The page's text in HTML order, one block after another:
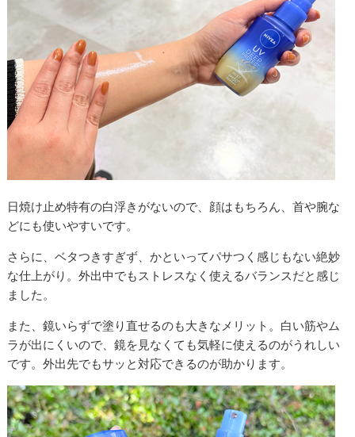
日焼け止め特有の白浮きがないので、顔はもちろん、首や腕な
どにも使いやすいです。
さらに、ベタつきすぎず、かといってパサつく感じもない絶妙
な仕上がり。外出中でもストレスなく使えるバランスだと感じ
ました。
また、鏡いらずで塗り直せるのも大きなメリット。白い筋やム
ラが出にくいので、鏡を見なくても気軽に使えるのがうれしい
です。外出先でもサッと対応できるのが助かります。